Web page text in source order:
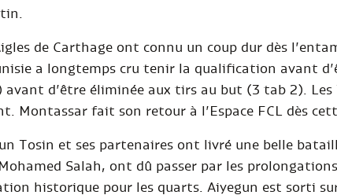
de Carthage ont connu un coup dur dès
a longtemps cru tenir la qualification avant
avant d’être éliminée aux tirs au but (3 tab 2).
Montassar fait son retour à l’Espace FCL dès
Tosin et ses partenaires ont livré une belle
Salah, ont dû passer par les
historique pour les quarts. Aiyegun est sorti